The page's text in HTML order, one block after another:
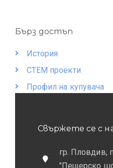
Бърз достъп
История
СТЕМ проекти
Профил на купувача
Свържете се с
гр. Пловдив,
"Пещерско